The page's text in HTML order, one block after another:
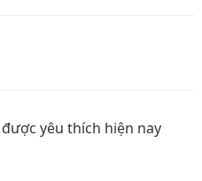
yêu thích hiện nay